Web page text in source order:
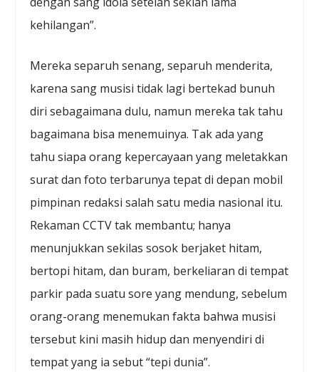
kehilangan”.
Mereka separuh senang, separuh menderita,
karena sang musisi tidak lagi bertekad bunuh
diri sebagaimana dulu, namun mereka tak tahu
bagaimana bisa menemuinya. Tak ada yang
tahu siapa orang kepercayaan yang meletakkan
surat dan foto terbarunya tepat di depan mobil
pimpinan redaksi salah satu media nasional itu.
Rekaman CCTV tak membantu; hanya
menunjukkan sekilas sosok berjaket hitam,
bertopi hitam, dan buram, berkeliaran di tempat
parkir pada suatu sore yang mendung, sebelum
orang-orang menemukan fakta bahwa musisi
tersebut kini masih hidup dan menyendiri di
tempat yang ia sebut “tepi dunia”.